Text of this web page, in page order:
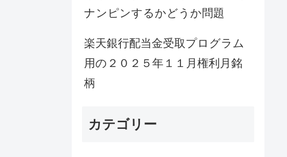
ナンピンするかどうか問題
楽天銀行配当金受取プログラム
用の２０２５年１１月権利月銘
柄
カテゴリー